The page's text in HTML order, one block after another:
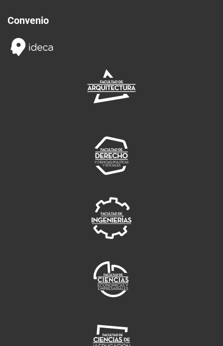
Convenio